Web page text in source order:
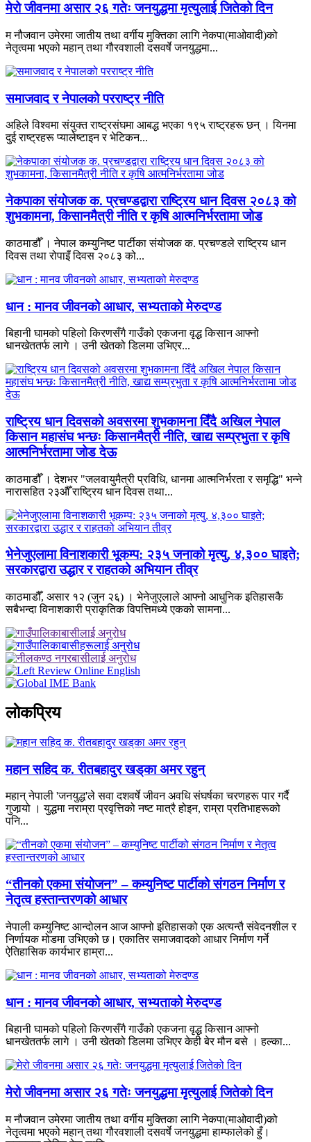
मेरो जीवनमा असार २६ गतेः जनयुद्धमा मृत्युलाई जितेको दिन
म नौजवान उमेरमा जातीय तथा वर्गीय मुक्तिका लागि नेकपा(माओवादी)को
नेतृत्वमा भएको महान् तथा गौरवशाली दसवर्षे जनयुद्धमा...
समाजवाद र नेपालको परराष्ट्र नीति
अहिले विश्वमा संयुक्त राष्ट्रसंघमा आबद्ध भएका १९५ राष्ट्रहरू छन् । यिनमा
दुई राष्ट्रहरू प्यालेष्टाइन र भेटिकन...
नेकपाका संयोजक क. प्रचण्डद्वारा राष्ट्रिय धान दिवस २०८३ को
शुभकामना, किसानमैत्री नीति र कृषि आत्मनिर्भरतामा जोड
काठमाडौँ । नेपाल कम्युनिष्ट पार्टीका संयोजक क. प्रचण्डले राष्ट्रिय धान
दिवस तथा रोपाइँ दिवस २०८३ को...
धान : मानव जीवनको आधार, सभ्यताको मेरुदण्ड
बिहानी घामको पहिलो किरणसँगै गाउँको एकजना वृद्ध किसान आफ्नो
धानखेततर्फ लागे । उनी खेतको डिलमा उभिएर...
राष्ट्रिय धान दिवसको अवसरमा शुभकामना दिँदै अखिल नेपाल
किसान महासंघ भन्छः किसानमैत्री नीति, खाद्य सम्प्रभुता र कृषि
आत्मनिर्भरतामा जोड देऊ
काठमाडौँ । देशभर "जलवायुमैत्री प्रविधि, धानमा आत्मनिर्भरता र समृद्धि" भन्ने
नारासहित २३औँ राष्ट्रिय धान दिवस तथा...
भेनेजुएलामा विनाशकारी भूकम्प: २३५ जनाको मृत्यु, ४,३०० घाइते;
सरकारद्वारा उद्धार र राहतको अभियान तीव्र
काठमाडौँ, असार १२ (जुन २६) । भेनेजुएलाले आफ्नो आधुनिक इतिहासकै
सबैभन्दा विनाशकारी प्राकृतिक विपत्तिमध्ये एकको सामना...
लाेकप्रिय
महान सहिद क. रीतबहादुर खड्‌का अमर रहुन्
महान् नेपाली 'जनयुद्ध'ले सवा दशवर्षे जीवन अवधि संघर्षका चरणहरू पार गर्दै
गुजार्‍यो । युद्धमा नराम्रा प्रवृत्तिको नष्ट मात्रै होइन, राम्रा प्रतिभाहरूको
पनि...
“तीनको एकमा संयोजन” – कम्युनिष्ट पार्टीको संगठन निर्माण र
नेतृत्व हस्तान्तरणको आधार
नेपाली कम्युनिष्ट आन्दोलन आज आफ्नो इतिहासको एक अत्यन्तै संवेदनशील र
निर्णायक मोडमा उभिएको छ। एकातिर समाजवादको आधार निर्माण गर्ने
ऐतिहासिक कार्यभार हाम्रा...
धान : मानव जीवनको आधार, सभ्यताको मेरुदण्ड
बिहानी घामको पहिलो किरणसँगै गाउँको एकजना वृद्ध किसान आफ्नो
धानखेततर्फ लागे । उनी खेतको डिलमा उभिएर केही बेर मौन बसे । हल्का...
मेरो जीवनमा असार २६ गतेः जनयुद्धमा मृत्युलाई जितेको दिन
म नौजवान उमेरमा जातीय तथा वर्गीय मुक्तिका लागि नेकपा(माओवादी)को
नेतृत्वमा भएको महान् तथा गौरवशाली दसवर्षे जनयुद्धमा हाम्फालेको हुँ।